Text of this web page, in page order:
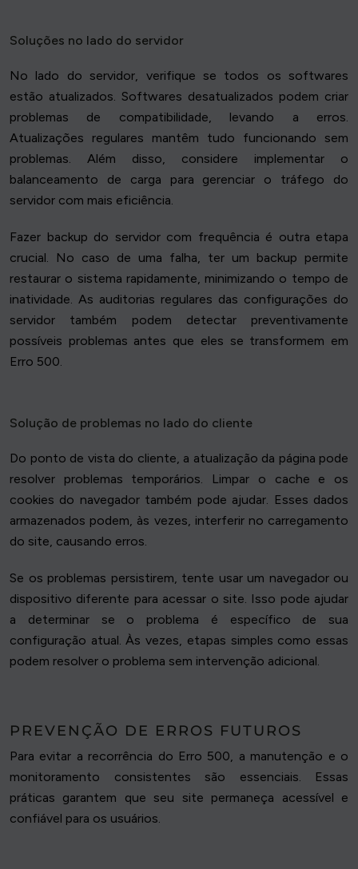
Soluções no lado do servidor
No lado do servidor, verifique se todos os softwares
estão atualizados. Softwares desatualizados podem criar
problemas de compatibilidade, levando a erros.
Atualizações regulares mantêm tudo funcionando sem
problemas. Além disso, considere implementar o
balanceamento de carga para gerenciar o tráfego do
servidor com mais eficiência.
Fazer backup do servidor com frequência é outra etapa
crucial. No caso de uma falha, ter um backup permite
restaurar o sistema rapidamente, minimizando o tempo de
inatividade. As auditorias regulares das configurações do
servidor também podem detectar preventivamente
possíveis problemas antes que eles se transformem em
Erro 500.
Solução de problemas no lado do cliente
Do ponto de vista do cliente, a atualização da página pode
resolver problemas temporários. Limpar o cache e os
cookies do navegador também pode ajudar. Esses dados
armazenados podem, às vezes, interferir no carregamento
do site, causando erros.
Se os problemas persistirem, tente usar um navegador ou
dispositivo diferente para acessar o site. Isso pode ajudar
a determinar se o problema é específico de sua
configuração atual. Às vezes, etapas simples como essas
podem resolver o problema sem intervenção adicional.
PREVENÇÃO DE ERROS FUTUROS
Para evitar a recorrência do Erro 500, a manutenção e o
monitoramento consistentes são essenciais. Essas
práticas garantem que seu site permaneça acessível e
confiável para os usuários.